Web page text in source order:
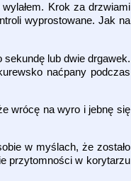
Krok za drzwiami
wyprostowane. Jak na
lub dwie drgawek.
naćpany podczas
wrócę na wyro i jebnę się
w myślach, że zostało
przytomności w korytarzu